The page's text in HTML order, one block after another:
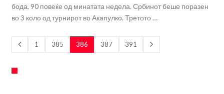
бода, 90 повеќе од минатата недела. Србинот беше поразен
во 3 коло од турнирот во Акапулко. Третото …
1 385 386 387 391